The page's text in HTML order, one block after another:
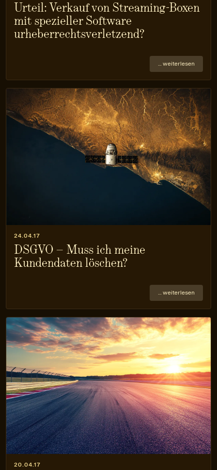
Urteil: Verkauf von Streaming-Boxen
mit spezieller Software
urheberrechtsverletzend?
… weiterlesen
24.04.17
DSGVO – Muss ich meine
Kundendaten löschen?
… weiterlesen
20.04.17